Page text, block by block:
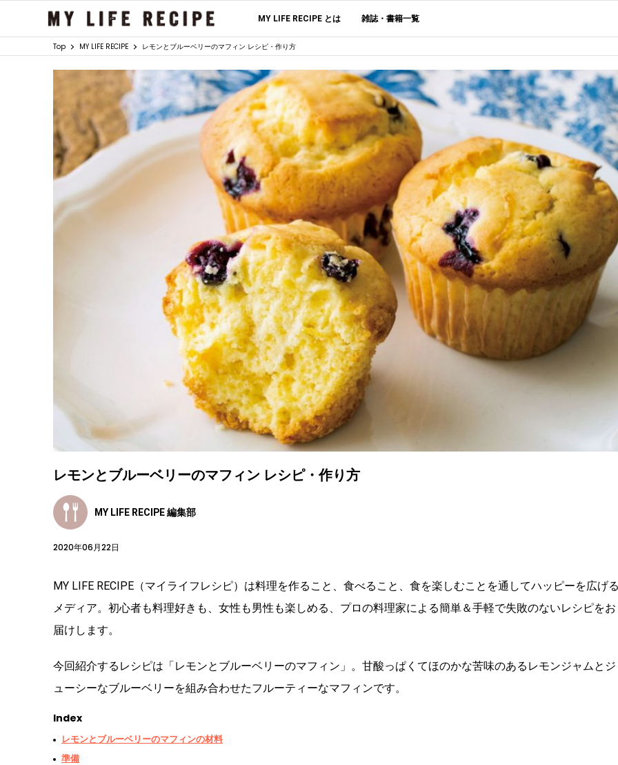
MY LIFE RECIPE とは 雑誌・書籍一覧
Top MY LIFE RECIPE レモンとブルーベリーのマフィン レシピ・作り方
レモンとブルーベリーのマフィン レシピ・作り方
MY LIFE RECIPE 編集部
2020年06月22日
MY LIFE RECIPE（マイライフレシピ）は料理を作ること、食べること、食を楽しむことを通してハッピーを広げ
メディア。初心者も料理好きも、女性も男性も楽しめる、プロの料理家による簡単＆手軽で失敗のないレシピをお
届けします。
今回紹介するレシピは「レモンとブルーベリーのマフィン」。甘酸っぱくてほのかな苦味のあるレモンジャムとジ
ューシーなブルーベリーを組み合わせたフルーティーなマフィンです。
Index
レモンとブルーベリーのマフィンの材料
準備